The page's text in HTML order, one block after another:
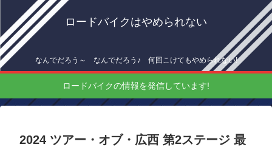
ロードバイクはやめられない
なんでだろう～ なんでだろう♪ 何回こけてもやめられない!
ロードバイクの情報を発信しています!
2024 ツアー・オブ・広西 第2ステージ 最